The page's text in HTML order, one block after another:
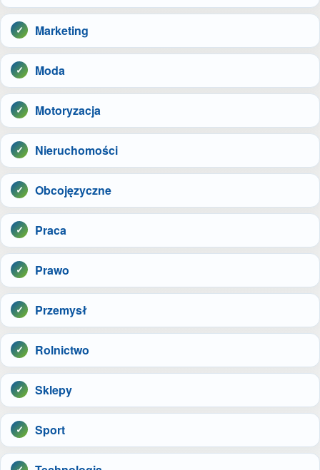
Marketing
Moda
Motoryzacja
Nieruchomości
Obcojęzyczne
Praca
Prawo
Przemysł
Rolnictwo
Sklepy
Sport